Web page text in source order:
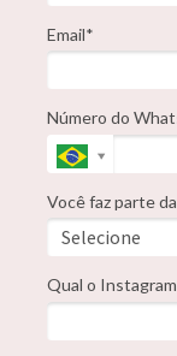
Email*
Número do
Você faz parte
Qual o